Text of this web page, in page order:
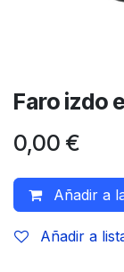
Faro izdo
0,00 €
Añadir a
Añadir a